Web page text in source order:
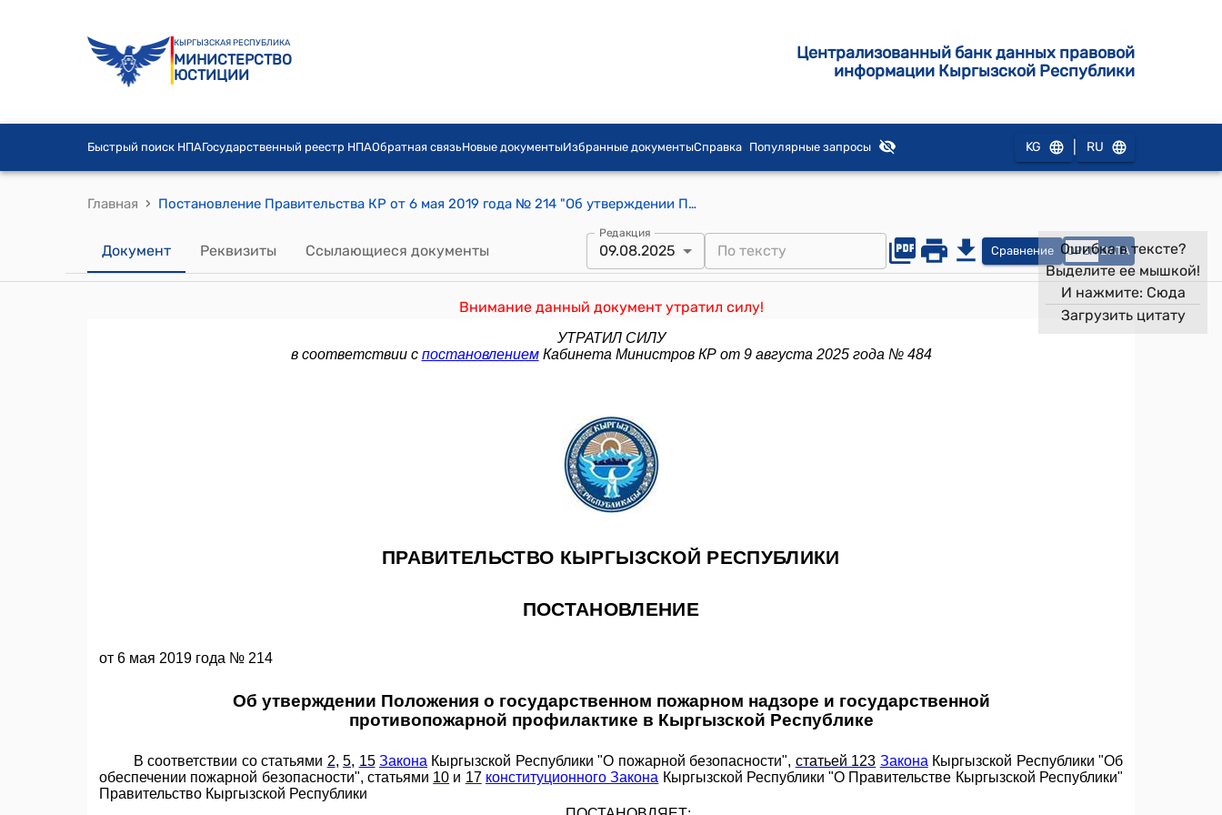
КЫРГЫЗСКАЯ РЕСПУБЛИКА
МИНИСТЕРСТВО
ЮСТИЦИИ
Централизованный банк данных правовой
информации Кыргызской Республики
Быстрый поиск НПАГосударственный реестр НПАОбратная связьНовые документыИзбранные документыСправка Популярные запросы KG RU
Главная › Постановление Правительства КР от 6 мая 2019 года № 214 "Об утверждении Положения о государственном пожарном надзоре и государственной противопожарной профилактике в Кыргызской Республике"
Документ Реквизиты Ссылающиеся документы
Редакция
09.08.2025 Сравнение OPEN DATA
Внимание данный документ утратил силу!
Ошибка в тексте?
Выделите ее мышкой!
И нажмите: Сюда
Загрузить цитату